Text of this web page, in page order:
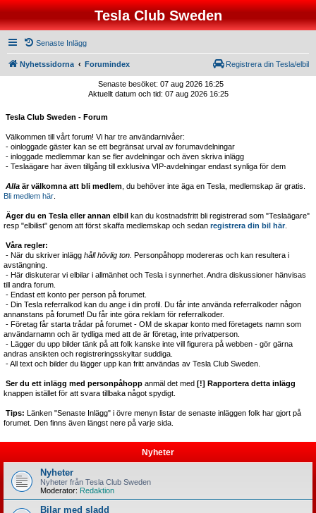
Tesla Club Sweden
Senaste Inlägg
Nyhetssidorna Forumindex Registrera din Tesla/elbil
Senaste besöket: 07 aug 2026 16:25
Aktuellt datum och tid: 07 aug 2026 16:25
Tesla Club Sweden - Forum
Välkommen till vårt forum! Vi har tre användarnivåer:
- oinloggade gäster kan se ett begränsat urval av forumavdelningar
- inloggade medlemmar kan se fler avdelningar och även skriva inlägg
- Teslaägare har även tillgång till exklusiva VIP-avdelningar endast synliga för dem
Alla är välkomna att bli medlem , du behöver inte äga en Tesla, medlemskap är gratis.
Bli medlem här
Äger du en Tesla eller annan elbil kan du kostnadsfritt bli registrerad som "Teslaägare"
resp "elbilist" genom att först skaffa medlemskap och sedan registrera din bil här.
Våra regler:
- När du skriver inlägg håll hövlig ton. Personpåhopp modereras och kan resultera i
avstängning.
- Här diskuterar vi elbilar i allmänhet och Tesla i synnerhet. Andra diskussioner hänvisas
till andra forum.
- Endast ett konto per person på forumet.
- Din Tesla referralkod kan du ange i din profil. Du får inte använda referralkoder någon
annanstans på forumet! Du får inte göra reklam för referralkoder.
- Företag får starta trådar på forumet - OM de skapar konto med företagets namn som
användarnamn och är tydliga med att de är företag, inte privatperson.
- Lägger du upp bilder tänk på att folk kanske inte vill figurera på webben - gör gärna
andras ansikten och registreringsskyltar suddiga.
- All text och bilder du lägger upp kan fritt användas av Tesla Club Sweden.
Ser du ett inlägg med personpåhopp anmäl det med [!] Rapportera detta inlägg
knappen istället för att svara tillbaka något spydigt.
Tips: Länken "Senaste Inlägg" i övre menyn listar de senaste inläggen folk har gjort på
forumet. Den finns även längst nere på varje sida.
Nyheter
Nyheter
Nyheter från Tesla Club Sweden
Moderator: Redaktion
Bilar med sladd